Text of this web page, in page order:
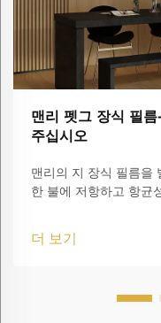
맨리 펫그 장식 필
주십시오
맨리의 지 장식 필름을
한 불에 저항하고 항균
더 보기